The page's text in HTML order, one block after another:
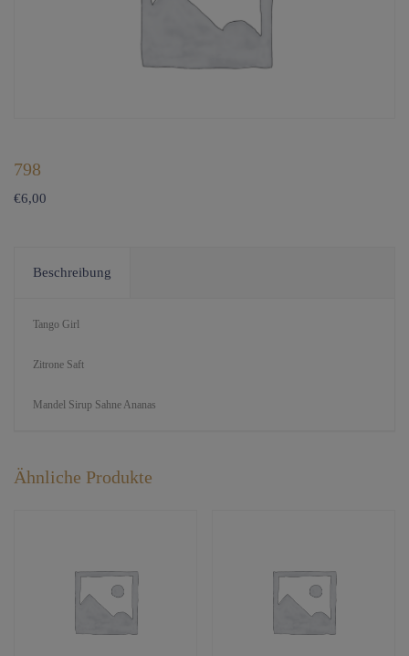
798
€6,00
Beschreibung
Tango Girl
Zitrone Saft
Mandel Sirup Sahne Ananas
Ähnliche Produkte